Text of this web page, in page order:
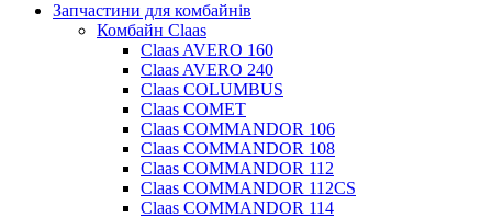
Запчастини для комбайнів
Комбайн Claas
Claas AVERO 160
Claas AVERO 240
Claas COLUMBUS
Claas COMET
Claas COMMANDOR 106
Claas COMMANDOR 108
Claas COMMANDOR 112
Claas COMMANDOR 112CS
Claas COMMANDOR 114